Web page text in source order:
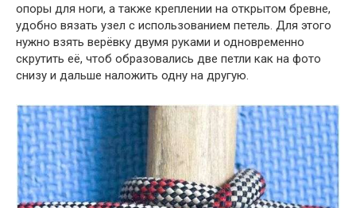
опоры для ноги, а также креплении на открытом бревне,
удобно вязать узел с использованием петель. Для этого
нужно взять верёвку двумя руками и одновременно
скрутить её, чтоб образовались две петли как на фото
снизу и дальше наложить одну на другую.